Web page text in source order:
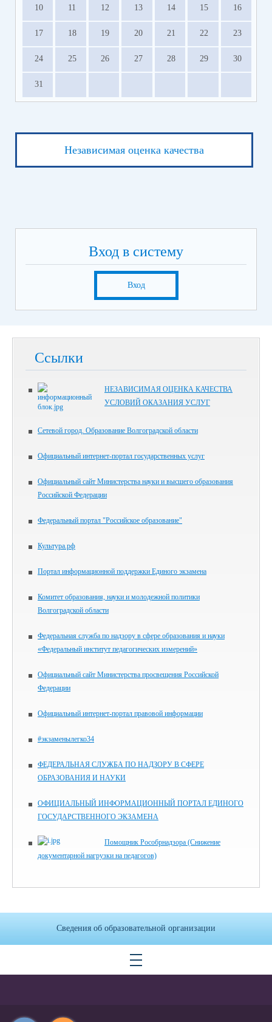
10 11 12 13 14 15 16
17 18 19 20 21 22 23
24 25 26 27 28 29 30
31
Независимая оценка качества
Вход в систему
Вход
Ссылки
НЕЗАВИСИМАЯ ОЦЕНКА КАЧЕСТВА
УСЛОВИЙ ОКАЗАНИЯ УСЛУГ
Сетевой город. Образование Волгоградской области
Официальный интернет-портал государственных услуг
Официальный сайт Министерства науки и высшего образования
Российской Федерации
Федеральный портал "Российское образование"
Культура.рф
Портал информационной поддержки Единого экзамена
Комитет образования, науки и молодежной политики
Волгоградской области
Федеральная служба по надзору в сфере образования и науки
«Федеральный институт педагогических измерений»
Официальный сайт Министерства просвещения Российской
Федерации
Официальный интернет-портал правовой информации
#экзаменылегко34
ФЕДЕРАЛЬНАЯ СЛУЖБА ПО НАДЗОРУ В СФЕРЕ
ОБРАЗОВАНИЯ И НАУКИ
ОФИЦИАЛЬНЫЙ ИНФОРМАЦИОННЫЙ ПОРТАЛ ЕДИНОГО
ГОСУДАРСТВЕННОГО ЭКЗАМЕНА
Помощник Рособрнадзора (Снижение
документарной нагрузки на педагогов)
Сведения об образовательной организации